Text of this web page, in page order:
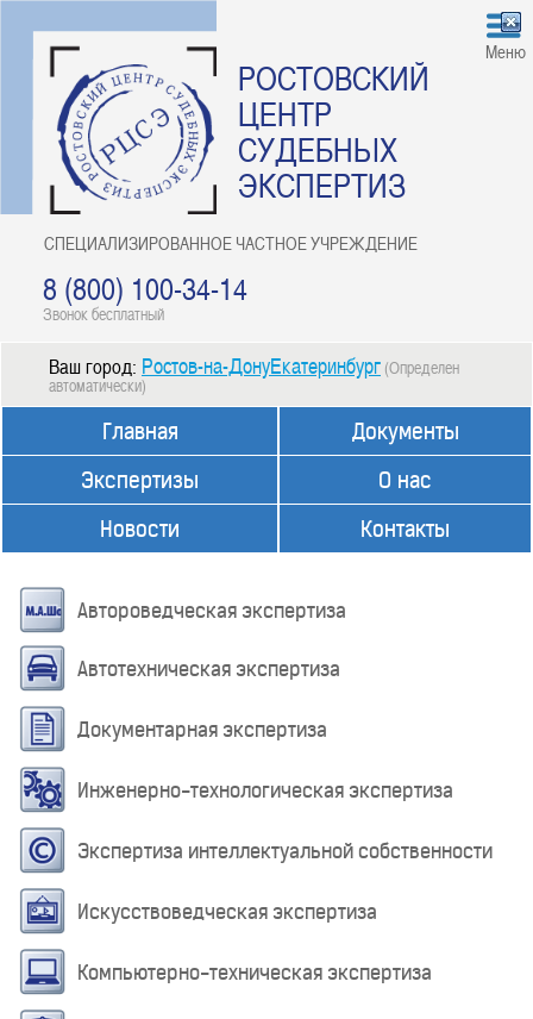
РОСТОВСКИЙ
ЦЕНТР
СУДЕБНЫХ
ЭКСПЕРТИЗ
СПЕЦИАЛИЗИРОВАННОЕ ЧАСТНОЕ УЧРЕЖДЕНИЕ
8 (800) 100-34-14
Звонок бесплатный
Меню
Ваш город: Ростов-на-ДонуЕкатеринбург (Определен
автоматически)
Главная
Экспертизы
Новости
Документы
О нас
Контакты
Автороведческая экспертиза
Автотехническая экспертиза
Документарная экспертиза
Инженерно-технологическая экспертиза
Экспертиза интеллектуальной собственности
Искусствоведческая экспертиза
Компьютерно-техническая экспертиза